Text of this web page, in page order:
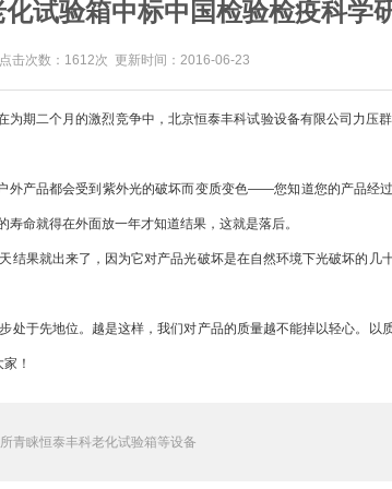
试验箱中标中国检验检疫科学
点击次数：1612次 更新时间：2016-06-23
为期二个月的激烈竞争中，北京恒泰丰科试验设备有限公司力压
产品都会受到紫外光的破坏而变质变色——您知道您的产品经
命就得在外面放一年才知道结果，这就是落后。
果就出来了，因为它对产品光破坏是在自然环境下光破坏的几
于先地位。越是这样，我们对产品的质量越不能掉以轻心。以
！
青睐恒泰丰科老化试验箱等设备